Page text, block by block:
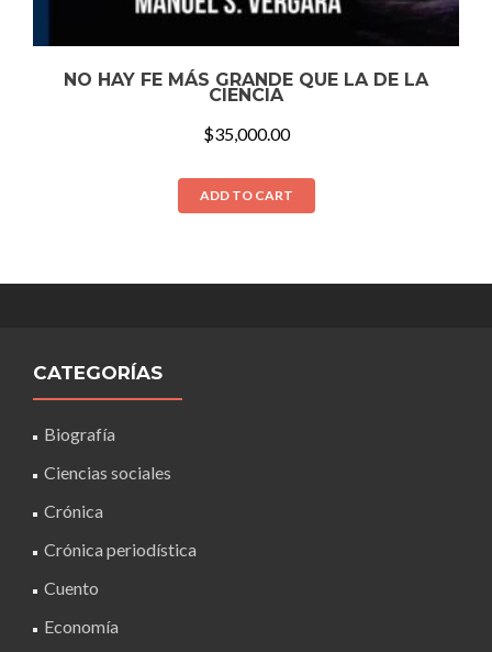
NO HAY FE MÁS GRANDE QUE LA DE LA
CIENCIA
$35,000.00
ADD TO CART
CATEGORÍAS
Biografía
Ciencias sociales
Crónica
Crónica periodística
Cuento
Economía